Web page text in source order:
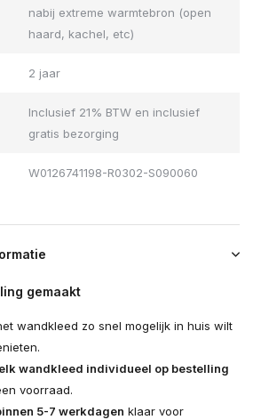
nabij extreme warmtebron (open
haard, kachel, etc)
2 jaar
Inclusief 21% BTW en inclusief
gratis bezorging
W0126741198-R0302-S090060
gemaakt
wandkleed zo snel mogelijk in huis wilt
elk wandkleed individueel op bestelling
voorraad.
5-7 werkdagen klaar voor